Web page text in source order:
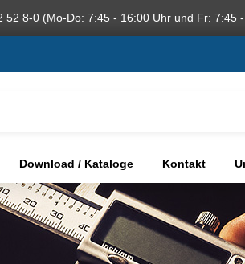
52 8-0 (Mo-Do: 7:45 - 16:00 Uhr und Fr: 7:45
Download / Kataloge Kontakt